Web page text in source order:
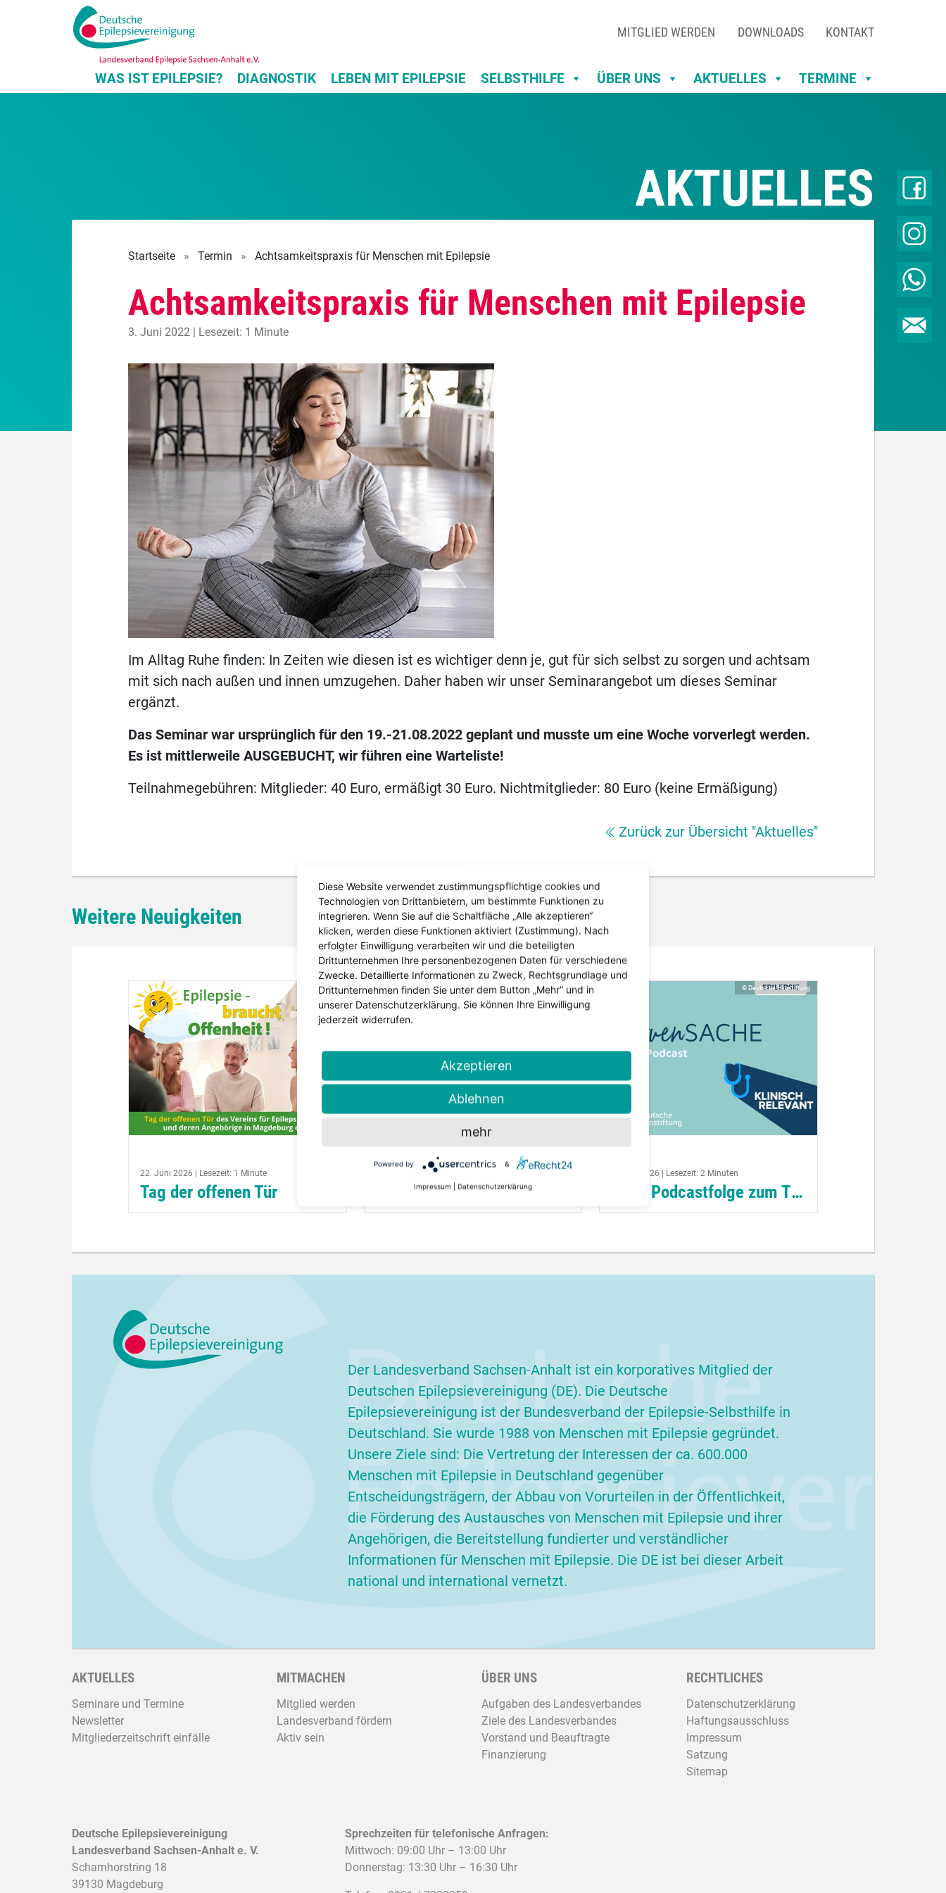
MITGLIED WERDEN DOWNLOADS KONTAKT
WAS IST EPILEPSIE? DIAGNOSTIK LEBEN MIT EPILEPSIE SELBSTHILFE ÜBER UNS AKTUELLES TERMINE
AKTUELLES
Startseite » Termin » Achtsamkeitspraxis für Menschen mit Epilepsie
Achtsamkeitspraxis für Menschen mit Epilepsie
3. Juni 2022 | Lesezeit: 1 Minute
Im Alltag Ruhe finden: In Zeiten wie diesen ist es wichtiger denn je, gut für sich selbst zu sorgen und achtsam
mit sich nach außen und innen umzugehen. Daher haben wir unser Seminarangebot um dieses Seminar
ergänzt.
Das Seminar war ursprünglich für den 19.-21.08.2022 geplant und musste um eine Woche vorverlegt werden.
Es ist mittlerweile AUSGEBUCHT, wir führen eine Warteliste!
Teilnahmegebühren: Mitglieder: 40 Euro, ermäßigt 30 Euro. Nichtmitglieder: 80 Euro (keine Ermäßigung)
Zurück zur Übersicht "Aktuelles"
Weitere Neuigkeiten
22. Juni 2026 | Lesezeit: 1 Minute
Tag der offenen Tür
Unter dem Motto: Schau einfach mal
und nutze die Möglichkeit einer
6. Mai 2026 | Lesezeit: 2 Minuten
Die neue Ausgabe der Einfälle ist
diesmal ein Thema, das oft zu wenig
© Deutsche Hirnstiftung
7. April 2026 | Lesezeit: 2 Minuten
Neue Podcastfolge zum Thema Epilepsie
Was bedeutet die Diagnose Epilepsie
Sicht? Welche Untersuchungen helfen
Der Landesverband Sachsen-Anhalt ist ein korporatives Mitglied der
Deutschen Epilepsievereinigung (DE). Die Deutsche
Epilepsievereinigung ist der Bundesverband der Epilepsie-Selbsthilfe in
Deutschland. Sie wurde 1988 von Menschen mit Epilepsie gegründet.
Unsere Ziele sind: Die Vertretung der Interessen der ca. 600.000
Menschen mit Epilepsie in Deutschland gegenüber
Entscheidungsträgern, der Abbau von Vorurteilen in der Öffentlichkeit,
die Förderung des Austausches von Menschen mit Epilepsie und ihrer
Angehörigen, die Bereitstellung fundierter und verständlicher
Informationen für Menschen mit Epilepsie. Die DE ist bei dieser Arbeit
national und international vernetzt.
AKTUELLES
Seminare und Termine
Newsletter
Mitgliederzeitschrift einfälle
MITMACHEN
Mitglied werden
Landesverband fördern
Aktiv sein
ÜBER UNS
Aufgaben des Landesverbandes
Ziele des Landesverbandes
Vorstand und Beauftragte
Finanzierung
RECHTLICHES
Datenschutzerklärung
Haftungsausschluss
Impressum
Satzung
Sitemap
Deutsche Epilepsievereinigung
Landesverband Sachsen-Anhalt e. V.
Scharnhorstring 18
39130 Magdeburg
Sprechzeiten für telefonische Anfragen:
Mittwoch: 09:00 Uhr – 13:00 Uhr
Donnerstag: 13:30 Uhr – 16:30 Uhr
Diese Website verwendet zustimmungspflichtige cookies und
Technologien von Drittanbietern, um bestimmte Funktionen zu
integrieren. Wenn Sie auf die Schaltfläche „Alle akzeptieren“
klicken, werden diese Funktionen aktiviert (Zustimmung). Nach
erfolgter Einwilligung verarbeiten wir und die beteiligten
Drittunternehmen Ihre personenbezogenen Daten für verschiedene
Zwecke. Detaillierte Informationen zu Zweck, Rechtsgrundlage und
Drittunternehmen finden Sie unter dem Button „Mehr“ und in
unserer Datenschutzerklärung. Sie können Ihre Einwilligung
jederzeit widerrufen.
Akzeptieren
Ablehnen
mehr
Powered by &
Impressum Datenschutzerklärung